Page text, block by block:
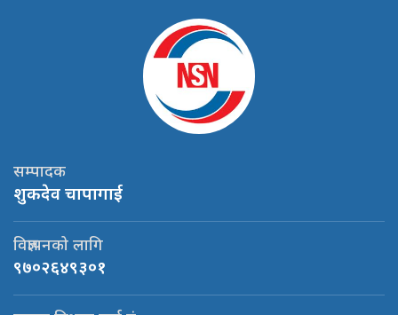
सम्पादक
शुकदेव चापागाई
विज्ञापनको लागि
९७०२६४९३०१